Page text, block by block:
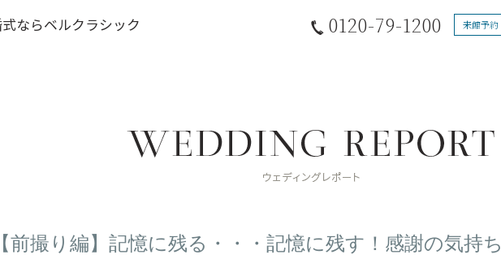
0120-79-1200 来館予約
【前撮り編】記憶に残る・・・記憶に残す！感謝の気持